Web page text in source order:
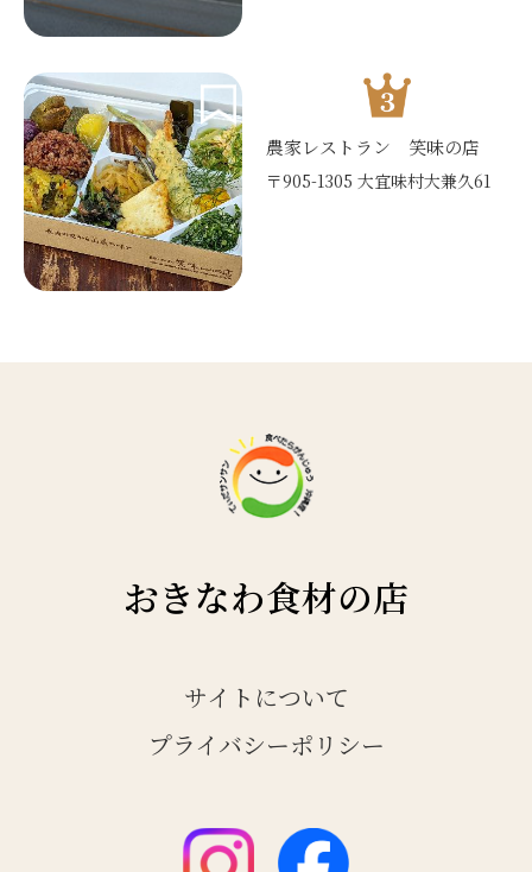
農家レストラン 笑味の店
〒905-1305 大宜味村大兼久61
おきなわ食材の店
サイトについて
プライバシーポリシー